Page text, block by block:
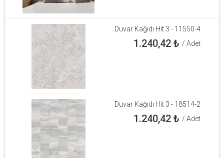
Duvar Kağıdı Hit 3 - 11550-4
1.240,42₺ / Adet
Duvar Kağıdı Hit 3 - 18514-2
1.240,42₺ / Adet